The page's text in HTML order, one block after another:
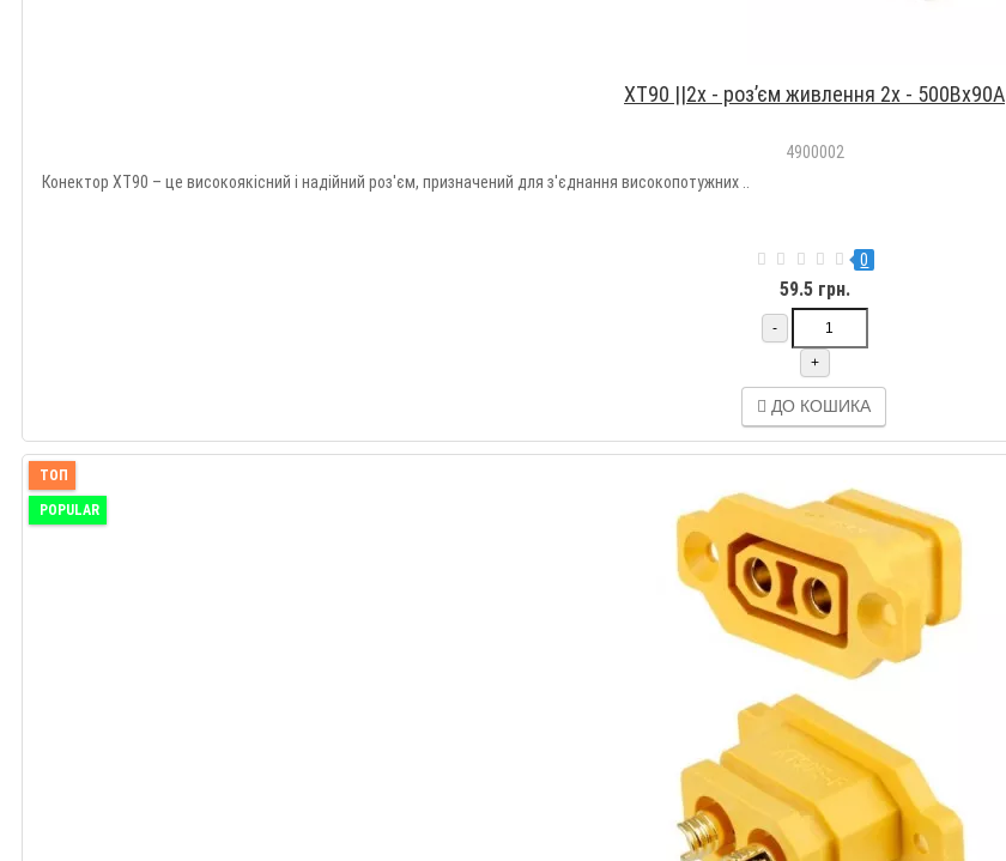
XT90 ||2х - роз’єм живлення 2х - 500Вх90А
4900002
Конектор XT90 – це високоякісний і надійний роз'єм, призначений для з'єднання високопотужних ..
0
59.5 грн.
-
+
ДО КОШИКА
ТОП
POPULAR